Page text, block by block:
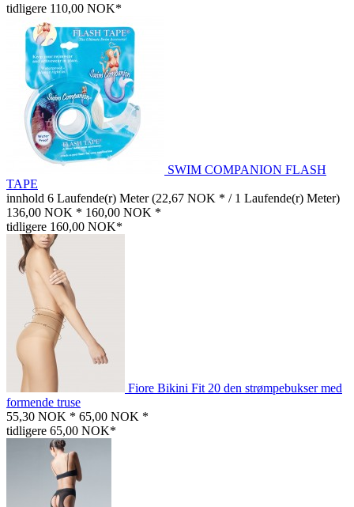
tidligere 110,00 NOK*
SWIM COMPANION FLASH
TAPE
innhold 6 Laufende(r) Meter(22,67 NOK * / 1 Laufende(r) Meter)
136,00 NOK * 160,00 NOK *
tidligere 160,00 NOK*
Fiore Bikini Fit 20 den strømpebukser med
formende truse
55,30 NOK * 65,00 NOK *
tidligere 65,00 NOK*